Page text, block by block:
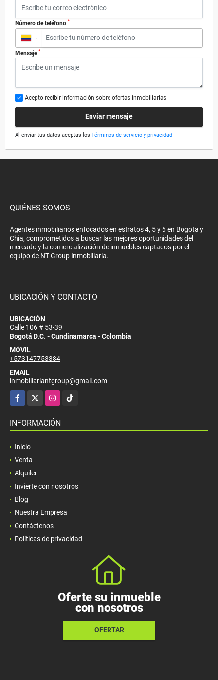
Número de teléfono *
▼
Mensaje *
Acepto recibir información sobre ofertas inmobiliarias
Enviar mensaje
Al enviar tus datos aceptas los Términos de servicio y privacidad
QUIÉNES SOMOS
Agentes inmobiliarios enfocados en estratos 4, 5 y 6 en Bogotá y
Chia, comprometidos a buscar las mejores oportunidades del
mercado y la comercialización de inmuebles captados por el
equipo de NT Group Inmobiliaria.
UBICACIÓN Y CONTACTO
UBICACIÓN
Calle 106 # 53-39
Bogotá D.C. - Cundinamarca - Colombia
MÓVIL
+573147753384
EMAIL
inmobiliariantgroup@gmail.com
Facebook
Instagram
TikTok
INFORMACIÓN
Inicio
Venta
Alquiler
Invierte con nosotros
Blog
Nuestra Empresa
Contáctenos
Políticas de privacidad
Oferte su inmueble
con nosotros
OFERTAR